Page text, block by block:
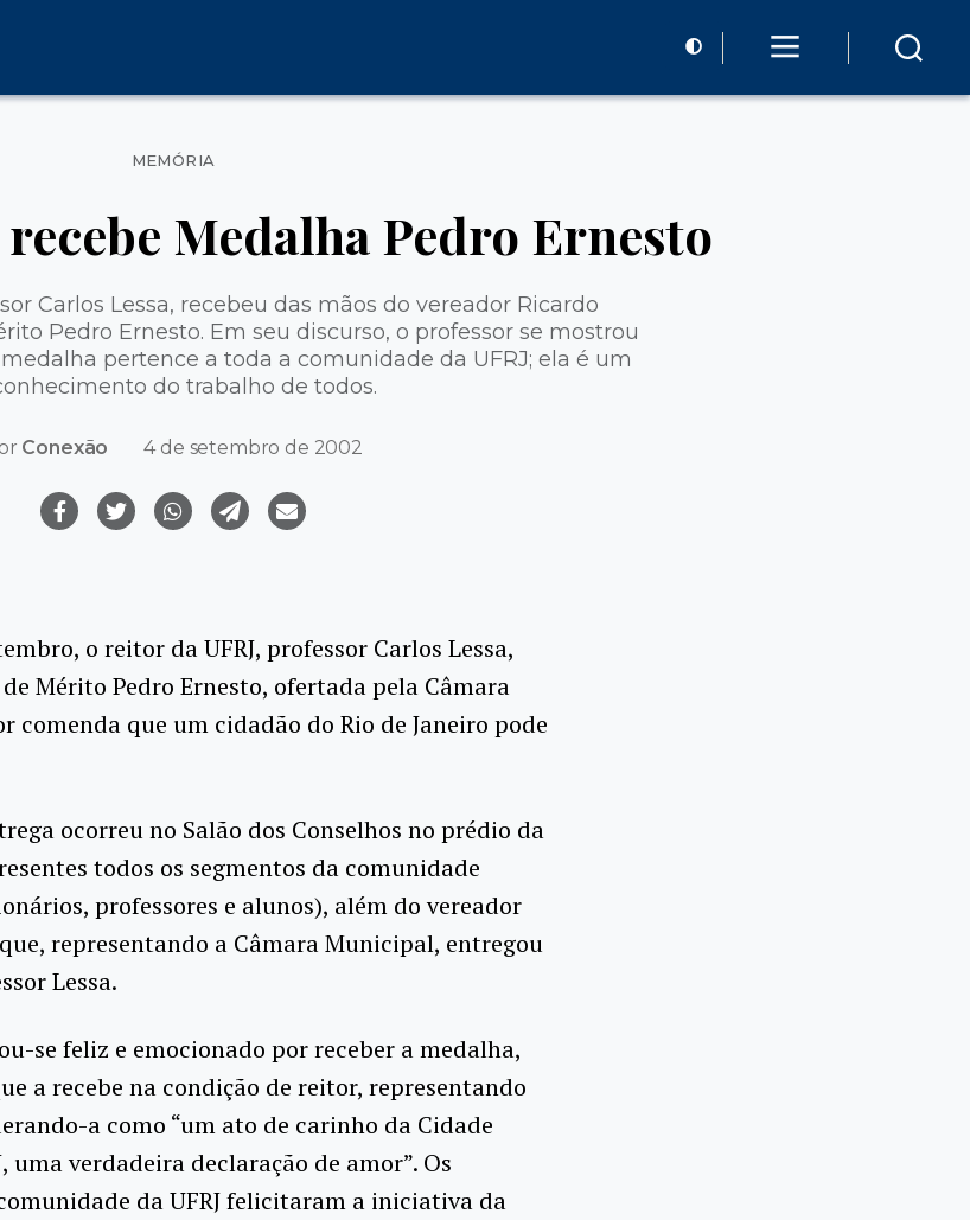
Categorias
MEMÓRIA
Medalha Pedro Ernesto
Carlos Lessa, recebeu das mãos do vereador Ricardo
Pedro Ernesto. Em seu discurso, o professor se mostrou
pertence a toda a comunidade da UFRJ; ela é um
do trabalho de todos.
Conexão 4 de setembro de 2002
o reitor da UFRJ, professor Carlos Lessa,
Mérito Pedro Ernesto, ofertada pela Câmara
comenda que um cidadão do Rio de Janeiro pode
ocorreu no Salão dos Conselhos no prédio da
todos os segmentos da comunidade
professores e alunos), além do vereador
representando a Câmara Municipal, entregou
Lessa.
se feliz e emocionado por receber a medalha,
a recebe na condição de reitor, representando
a como “um ato de carinho da Cidade
uma verdadeira declaração de amor”. Os
da UFRJ felicitaram a iniciativa da